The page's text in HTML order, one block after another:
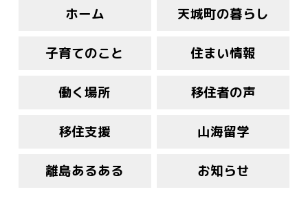
ホーム 天城町の暮らし
子育てのこと 住まい情報
働く場所 移住者の声
移住支援 山海留学
離島あるある お知らせ